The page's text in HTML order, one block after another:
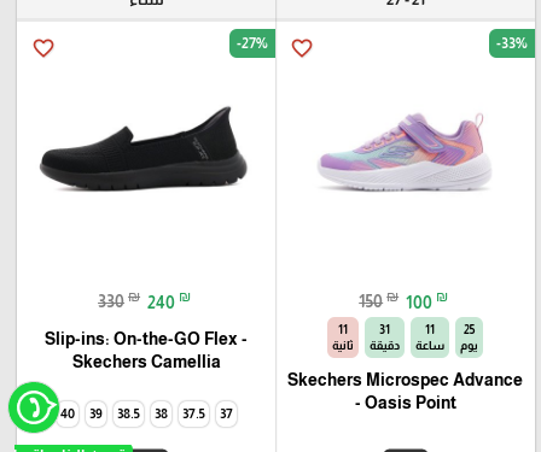
favorite_border -33%
150 ₪ 100 ₪
25
يوم
11
ساعة
31
دقيقة
10
ثانية
Skechers Microspec Advance
- Oasis Point
favorite_border -27%
330 ₪ 240 ₪
Slip-ins: On-the-GO Flex -
Camellia‏ Skechers
37
37.5
38
38.5
39
40